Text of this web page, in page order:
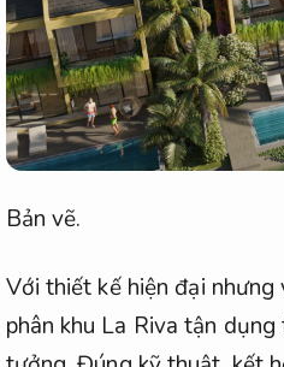
Bản vẽ.
Với thiết kế hiện đại
phân khu La Riva tận